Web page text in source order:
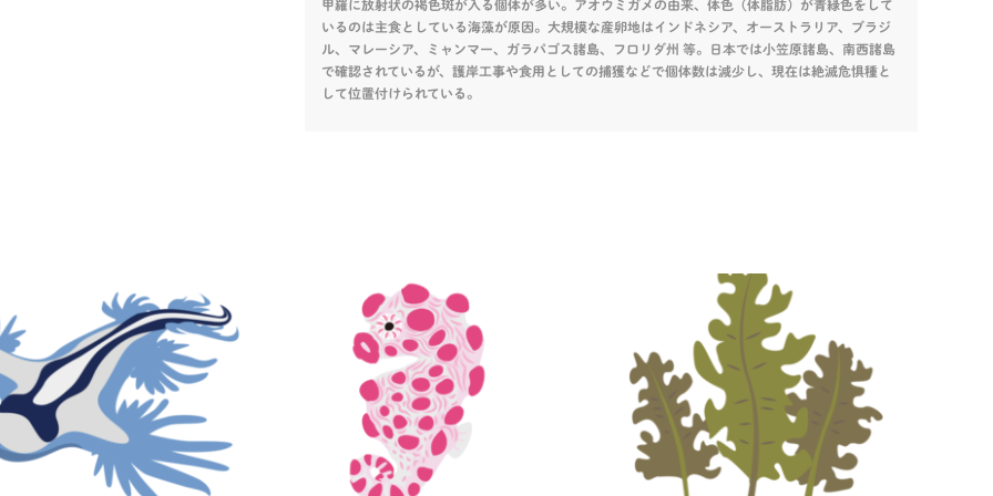
甲羅に放射状の褐色斑が入る個体が多い。アオウミガメの由来、体色（体脂肪）が青緑色をして
いるのは主食としている海藻が原因。大規模な産卵地はインドネシア、オーストラリア、ブラジ
ル、マレーシア、ミャンマー、ガラパゴス諸島、フロリダ州 等。日本では小笠原諸島、南西諸島
で確認されているが、護岸工事や食用としての捕獲などで個体数は減少し、現在は絶滅危惧種と
して位置付けられている。